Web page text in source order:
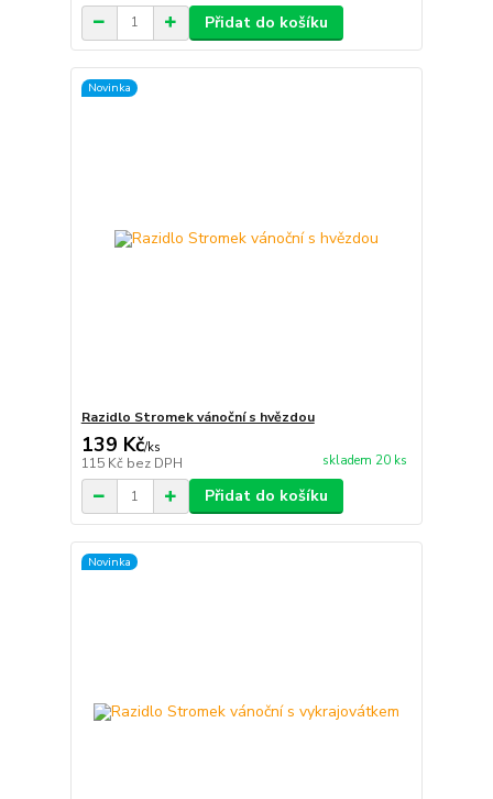
Přidat do košíku
Novinka
Razidlo Stromek vánoční s hvězdou
139 Kč/ks
115 Kč bez DPH skladem 20 ks
Přidat do košíku
Novinka